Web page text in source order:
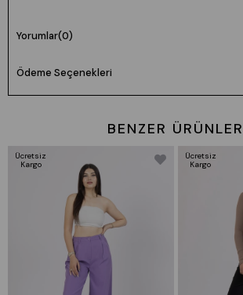
36/S Beden Göğüs: 83/90 Bel:67/74
40/L Beden Göğüs: 97/104 Bel:81/88
42/XL Beden Göğüs: 104/114 Bel:88/98
Yorumlar(0)
Ödeme Seçenekleri
BENZER ÜRÜNLER
Ücretsiz
Kargo
Ücretsiz
Kargo